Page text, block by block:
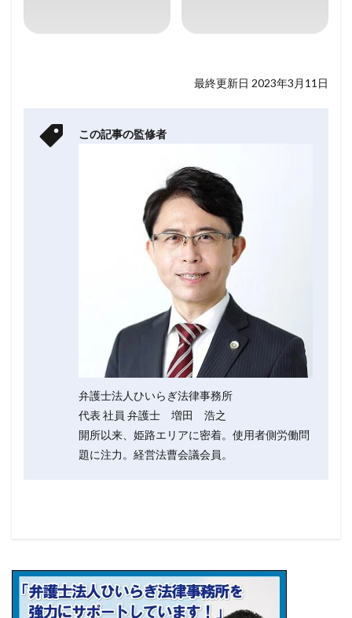
最終更新日 2023年3月11日
この記事の監修者
弁護士法人ひいらぎ法律事務所
代表 社員 弁護士 増田 浩之
開所以来、姫路エリアに密着。使用者側労働問
題に注力。経営法曹会議会員。